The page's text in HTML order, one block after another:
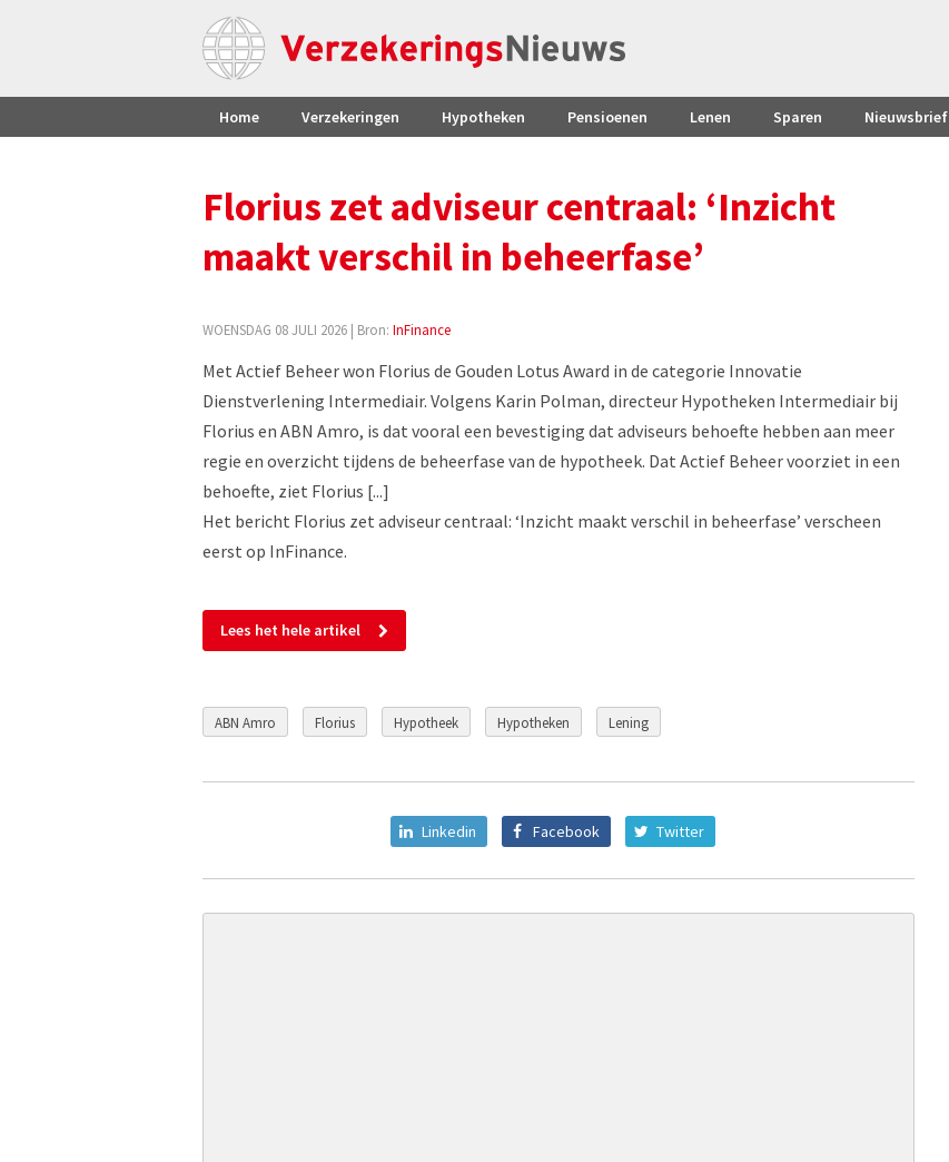
Home Verzekeringen Hypotheken Pensioenen Lenen Sparen Nieuwsbrief
Florius zet adviseur centraal: ‘Inzicht
maakt verschil in beheerfase’
WOENSDAG 08 JULI 2026 | Bron: InFinance
Met Actief Beheer won Florius de Gouden Lotus Award in de categorie Innovatie
Dienstverlening Intermediair. Volgens Karin Polman, directeur Hypotheken Intermediair bij
Florius en ABN Amro, is dat vooral een bevestiging dat adviseurs behoefte hebben aan meer
regie en overzicht tijdens de beheerfase van de hypotheek. Dat Actief Beheer voorziet in een
behoefte, ziet Florius [...]
Het bericht Florius zet adviseur centraal: ‘Inzicht maakt verschil in beheerfase’ verscheen
eerst op InFinance.
Lees het hele artikel
ABN Amro Florius Hypotheek Hypotheken Lening
Linkedin Facebook Twitter